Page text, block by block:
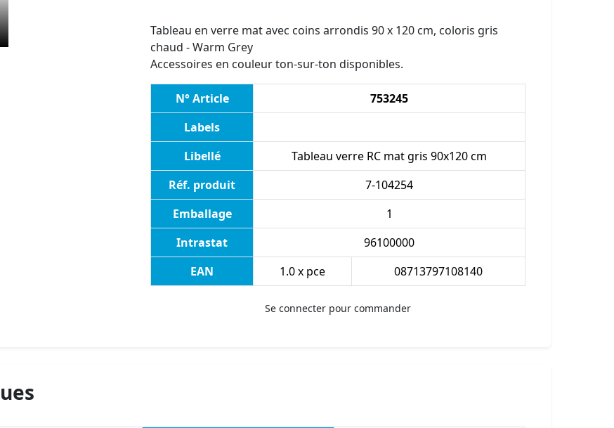
Tableau en verre mat avec coins arrondis 90 x 120 cm, coloris gris
chaud - Warm Grey
Accessoires en couleur ton-sur-ton disponibles.
N° Article
753245
Labels
Libellé
Tableau verre RC mat gris 90x120 cm
Réf. produit
7-104254
Emballage
1
Intrastat
96100000
EAN
1.0 x pce 08713797108140
Se connecter pour commander